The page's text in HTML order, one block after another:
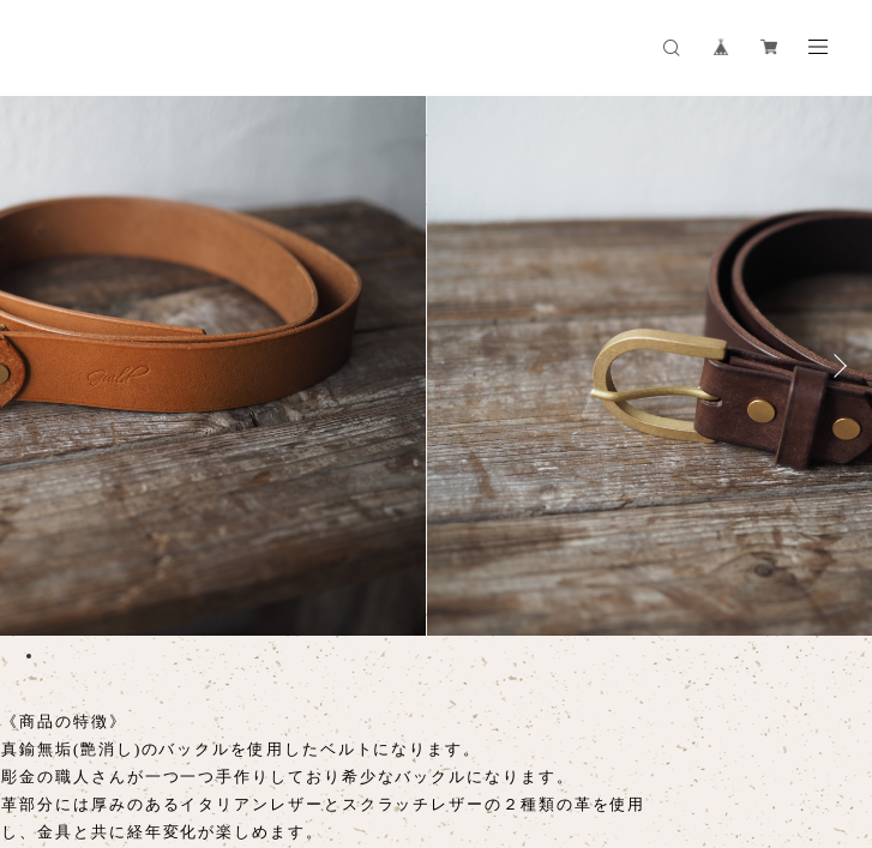
《商品の特徴》
真鍮無垢(艶消し)のバックルを使用したベルトになります。
彫金の職人さんが一つ一つ手作りしており希少なバックルになります。
革部分には厚みのあるイタリアンレザーとスクラッチレザーの２種類の革を使用
し、金具と共に経年変化が楽しめます。